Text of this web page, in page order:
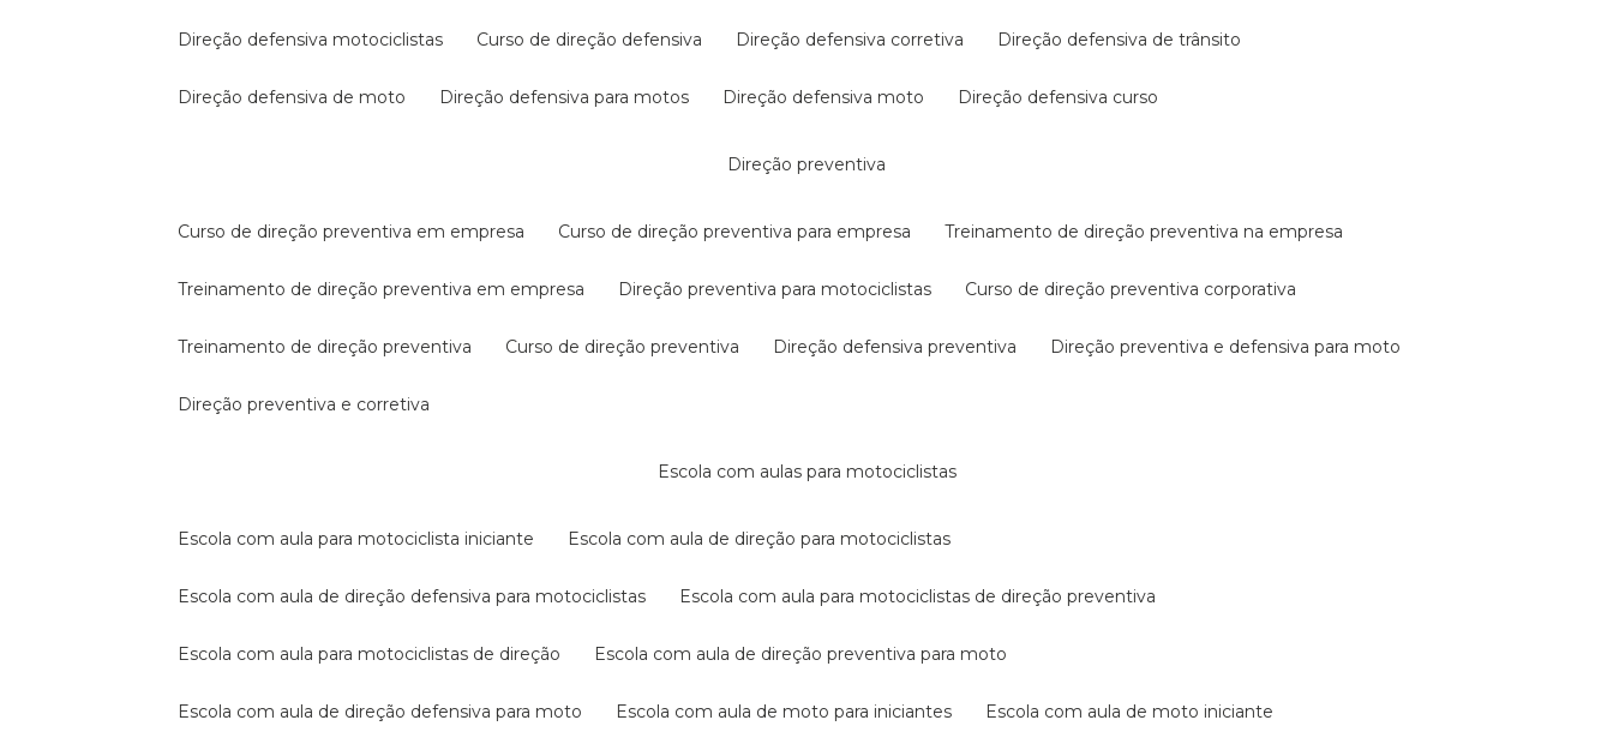
direção defensiva motociclistas curso de direção defensiva direção defensiva corretiva direção defensiva de trânsito
direção defensiva de moto direção defensiva para motos direção defensiva moto direção defensiva curso
direção preventiva
curso de direção preventiva em empresa curso de direção preventiva para empresa treinamento de direção preventiva na empresa
treinamento de direção preventiva em empresa direção preventiva para motociclistas curso de direção preventiva corporativa
treinamento de direção preventiva curso de direção preventiva direção defensiva preventiva direção preventiva e defensiva para moto
direção preventiva e corretiva
escola com aulas para motociclistas
escola com aula para motociclista iniciante escola com aula de direção para motociclistas
escola com aula de direção defensiva para motociclistas escola com aula para motociclistas de direção preventiva
escola com aula para motociclistas de direção escola com aula de direção preventiva para moto
escola com aula de direção defensiva para moto escola com aula de moto para iniciantes escola com aula de moto iniciante